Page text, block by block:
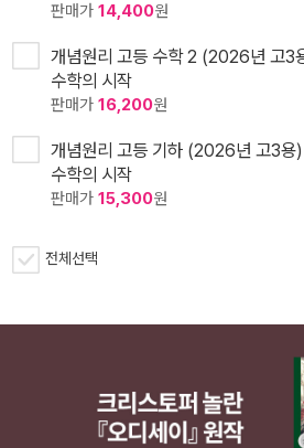
판매가 14,400원
개념원리 고등 수학 2 (2026년 고3
수학의 시작
판매가 16,200원
개념원리 고등 기하 (2026년 고3
수학의 시작
판매가 15,300원
전체선택